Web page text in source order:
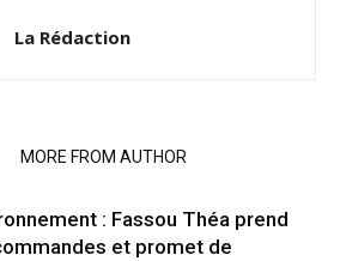
La Rédaction
MORE FROM AUTHOR
: Fassou Théa prend
et promet de